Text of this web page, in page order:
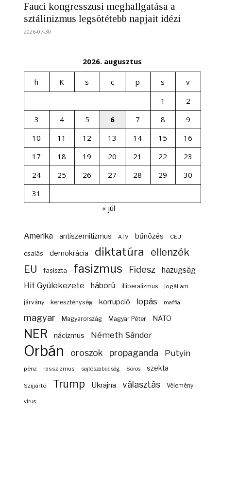
Fauci kongresszusi meghallgatása a
sztálinizmus legsötétebb napjait idézi
2026-07-30
2026. augusztus
h K s c p s
v
1
2
3
4 5 6 7 8
9
10
11 12 13 14 15
16
17
18 19 20 21 22
23
24
25 26 27 28 29
30
31
« júl
Amerika antiszemitizmus ATV bűnözés CEU
csalás demokrácia diktatúra ellenzék
EU fasiszta fasizmus Fidesz hazugság
Hit Gyülekezete háború illiberalizmus jogállam
járvány kereszténység korrupció lopás maffia
magyar Magyarország Magyar Péter NATO
NER nácizmus Németh Sándor
Orbán oroszok propaganda Putyin
pénz rasszizmus sajtószabadság Soros szekta
Szijjártó Trump Ukrajna választás Vélemény
vírus